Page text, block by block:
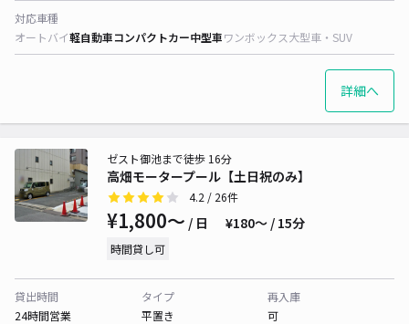
対応車種
オートバイ軽自動車コンパクトカー中型車ワンボックス大型車・SUV
詳細へ
高畑モータープール【土日祝のみ】
ゼスト御池まで徒歩 16分
4.2 / 26件
¥1,800〜 / 日 ¥180〜 / 15分
時間貸し可
貸出時間
24時間営業
タイプ
平置き
再入庫
可